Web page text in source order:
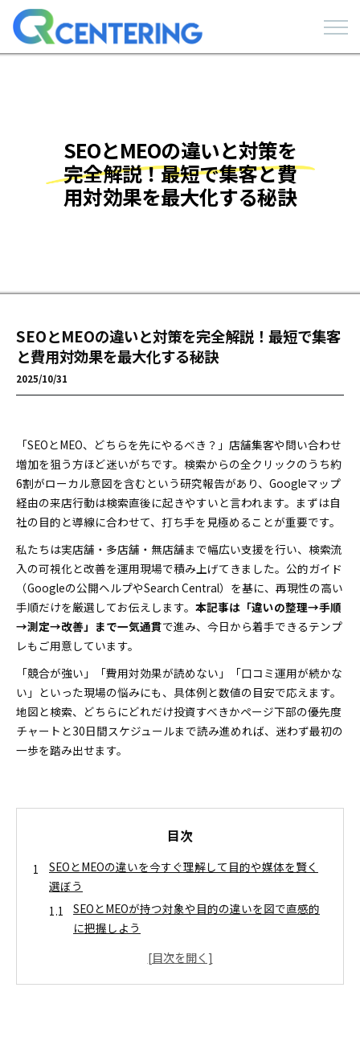
SEOとMEOの違いと対策を
完全解説！最短で集客と費
用対効果を最大化する秘訣
SEOとMEOの違いと対策を完全解説！最短で集客
と費用対効果を最大化する秘訣
2025/10/31
「SEOとMEO、どちらを先にやるべき？」――店舗集客や問い合わせ
増加を狙う方ほど迷いがちです。検索からの全クリックのうち約
6割がローカル意図を含むという研究報告があり、Googleマップ
経由の来店行動は検索直後に起きやすいと言われます。まずは自
社の目的と導線に合わせて、打ち手を見極めることが重要です。
私たちは実店舗・多店舗・無店舗まで幅広い支援を行い、検索流
入の可視化と改善を運用現場で積み上げてきました。公的ガイド
（Googleの公開ヘルプやSearch Central）を基に、再現性の高い
手順だけを厳選してお伝えします。 本記事は「違いの整理→手順
→測定→改善」まで一気通貫で進み、今日から着手できるテンプ
レもご用意しています。
「競合が強い」「費用対効果が読めない」「口コミ運用が続かな
い」といった現場の悩みにも、具体例と数値の目安で応えます。
地図と検索、どちらにどれだけ投資すべきか――ページ下部の優先度
チャートと30日間スケジュールまで読み進めれば、迷わず最初の
一歩を踏み出せます。
目次
SEOとMEOの違いを今すぐ理解して目的や媒体を賢く
選ぼう
SEOとMEOが持つ対象や目的の違いを図で直感的
に把握しよう
競合の多さや難易度を具体的な事例から楽しくイ